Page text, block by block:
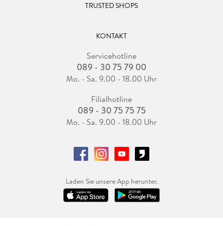
TRUSTED SHOPS
KONTAKT
Servicehotline
089 - 30 75 79 00
Mo. - Sa. 9.00 - 18.00 Uhr
Filialhotline
089 - 30 75 75 75
Mo. - Sa. 9.00 - 18.00 Uhr
Laden Sie unsere App herunter.